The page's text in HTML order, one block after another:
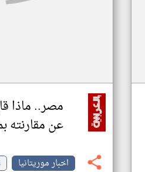
مصر.. ماذا
عن مقارنته
اخبار موريتانيا